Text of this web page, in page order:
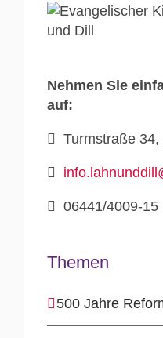
Nehmen Sie
auf:
Turmstraße
06441/4009-15
Themen
500 Jahre